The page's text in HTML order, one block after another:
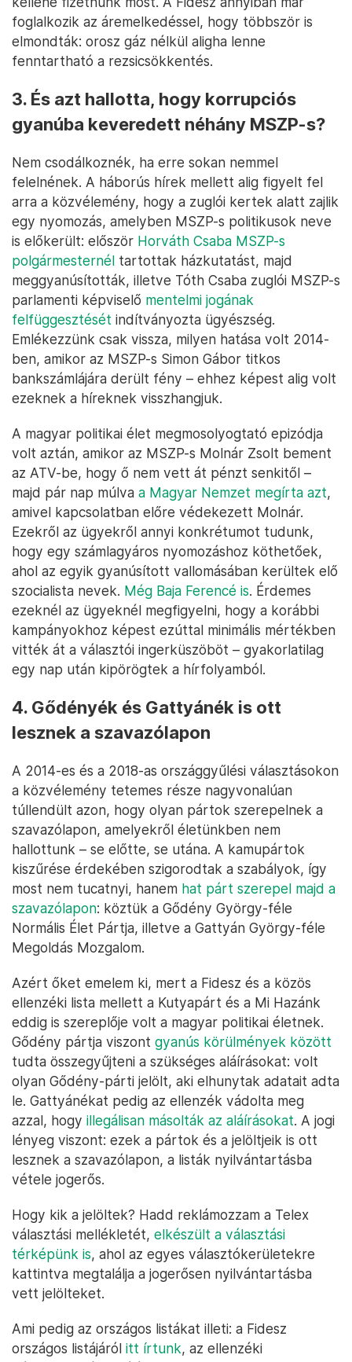
foglalkozik az áremelkedéssel, hogy többször is
elmondták: orosz gáz nélkül aligha lenne
fenntartható a rezsicsökkentés.
3. És azt hallotta, hogy korrupciós
gyanúba keveredett néhány MSZP-s?
Nem csodálkoznék, ha erre sokan nemmel
felelnének. A háborús hírek mellett alig figyelt fel
arra a közvélemény, hogy a zuglói kertek alatt zajlik
egy nyomozás, amelyben MSZP-s politikusok neve
is előkerült: először Horváth Csaba MSZP-s
polgármesternél tartottak házkutatást, majd
meggyanúsították, illetve Tóth Csaba zuglói MSZP-s
parlamenti képviselő mentelmi jogának
felfüggesztését indítványozta ügyészség.
Emlékezzünk csak vissza, milyen hatása volt 2014-
ben, amikor az MSZP-s Simon Gábor titkos
bankszámlájára derült fény – ehhez képest alig volt
ezeknek a híreknek visszhangjuk.
A magyar politikai élet megmosolyogtató epizódja
volt aztán, amikor az MSZP-s Molnár Zsolt bement
az ATV-be, hogy ő nem vett át pénzt senkitől –
majd pár nap múlva a Magyar Nemzet megírta azt,
amivel kapcsolatban előre védekezett Molnár.
Ezekről az ügyekről annyi konkrétumot tudunk,
hogy egy számlagyáros nyomozáshoz köthetőek,
ahol az egyik gyanúsított vallomásában kerültek elő
szocialista nevek. Még Baja Ferencé is. Érdemes
ezeknél az ügyeknél megfigyelni, hogy a korábbi
kampányokhoz képest ezúttal minimális mértékben
vitték át a választói ingerküszöböt – gyakorlatilag
egy nap után kipörögtek a hírfolyamból.
4. Gődényék és Gattyánék is ott
lesznek a szavazólapon
A 2014-es és a 2018-as országgyűlési választásokon
a közvélemény tetemes része nagyvonalúan
túllendült azon, hogy olyan pártok szerepelnek a
szavazólapon, amelyekről életünkben nem
hallottunk – se előtte, se utána. A kamupártok
kiszűrése érdekében szigorodtak a szabályok, így
most nem tucatnyi, hanem hat párt szerepel majd a
szavazólapon: köztük a Gődény György-féle
Normális Élet Pártja, illetve a Gattyán György-féle
Megoldás Mozgalom.
Azért őket emelem ki, mert a Fidesz és a közös
ellenzéki lista mellett a Kutyapárt és a Mi Hazánk
eddig is szereplője volt a magyar politikai életnek.
Gődény pártja viszont gyanús körülmények között
tudta összegyűjteni a szükséges aláírásokat: volt
olyan Gődény-párti jelölt, aki elhunytak adatait adta
le. Gattyánékat pedig az ellenzék vádolta meg
azzal, hogy illegálisan másolták az aláírásokat. A jogi
lényeg viszont: ezek a pártok és a jelöltjeik is ott
lesznek a szavazólapon, a listák nyilvántartásba
vétele jogerős.
Hogy kik a jelöltek? Hadd reklámozzam a Telex
választási mellékletét, elkészült a választási
térképünk is, ahol az egyes választókerületekre
kattintva megtalálja a jogerősen nyilvántartásba
vett jelölteket.
Ami pedig az országos listákat illeti: a Fidesz
országos listájáról itt írtunk, az ellenzéki